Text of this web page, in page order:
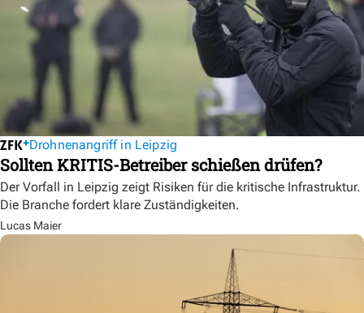
Drohnenangriff in Leipzig
Sollten KRITIS-Betreiber schießen drüfen?
Der Vorfall in Leipzig zeigt Risiken für die kritische Infrastruktur.
Die Branche fordert klare Zuständigkeiten.
Lucas Maier